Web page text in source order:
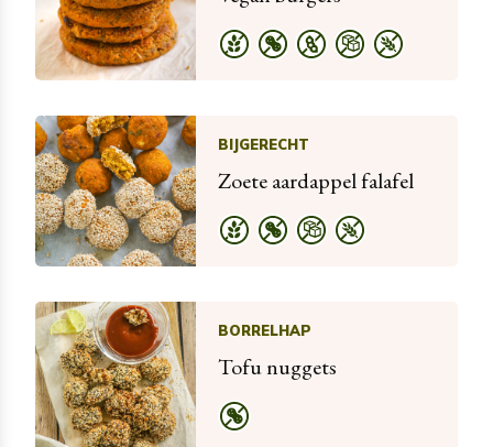
BIJGERECHT
Zoete aardappel falafel
BORRELHAP
Tofu nuggets